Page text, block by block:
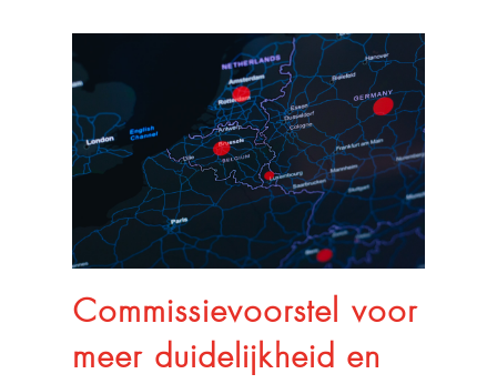
Commissievoorstel voor
meer duidelijkheid en